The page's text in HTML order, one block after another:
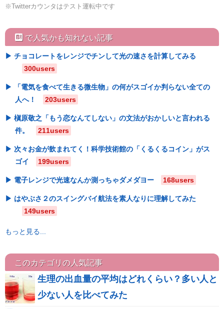
※Twitterカウンタはテスト運転中です
hatebu で人気かも知れない記事
チョコレートをレンジでチンして光の速さを計算してみる
300users
「電気を食べて生きる微生物」の何がスゴイか判らない全ての
人へ！
203users
槇原敬之「もう恋なんてしない」の文法がおかしいと言われる
件。
211users
次々お金が飲まれてく！科学技術館の「くるくるコイン」がス
ゴイ
199users
電子レンジで光速なんか測っちゃダメダヨー 168users
はやぶさ２のスイングバイ航法を素人なりに理解してみた
149users
もっと見る...
このカテゴリの人気記事
生理の出血量の平均はどれくらい？多い人と
少ない人を比べてみた